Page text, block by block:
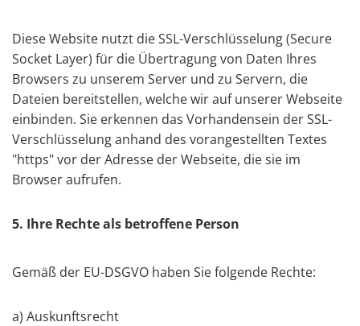
Diese Website nutzt die SSL-Verschlüsselung (Secure
Socket Layer) für die Übertragung von Daten Ihres
Browsers zu unserem Server und zu Servern, die
Dateien bereitstellen, welche wir auf unserer Webseite
einbinden. Sie erkennen das Vorhandensein der SSL-
Verschlüsselung anhand des vorangestellten Textes
"https" vor der Adresse der Webseite, die sie im
Browser aufrufen.
5. Ihre Rechte als betroffene Person
Gemäß der EU-DSGVO haben Sie folgende Rechte:
a) Auskunftsrecht